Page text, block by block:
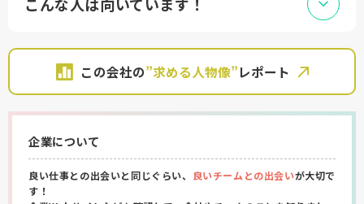
この会社の”求める人物像”レポート
企業について
良い仕事との出会いと同じぐらい、 良いチームとの出会いが大切で
す！